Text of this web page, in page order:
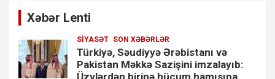
Xəbər Lenti
SIYASƏT SON XƏBƏRLƏR
Türkiyə, Səudiyyə Ərəbistanı və
Pakistan Məkkə Sazişini imzalayıb: